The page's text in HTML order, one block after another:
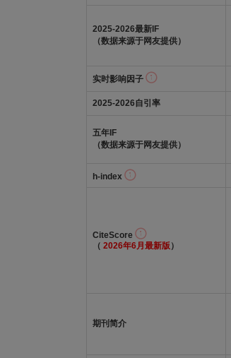
2025-2026最新IF
（数据来源于网友提供）
实时影响因子
2025-2026自引率
五年IF
（数据来源于网友提供）
h-index
CiteScore
（ 2026年6月最新版 ）
期刊简介